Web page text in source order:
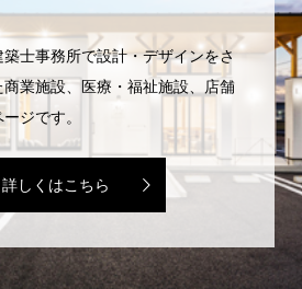
築士事務所で設計・デザインをさ
商業施設、医療・福祉施設、店舗
ジです。
詳しくはこちら